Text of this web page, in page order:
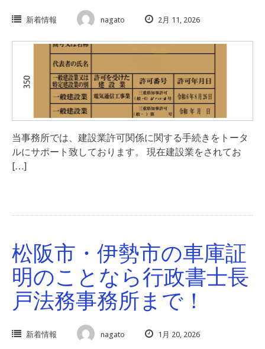
新着情報 nagato 2月 11, 2026
当事務所では、建設業許可関係に関する手続きをトータ
ルにサポート致しております。 現在建設業をされてお
[…]
松阪市・伊勢市の車庫証
明のことなら行政書士長
戸法務事務所まで！
新着情報 nagato 1月 20, 2026